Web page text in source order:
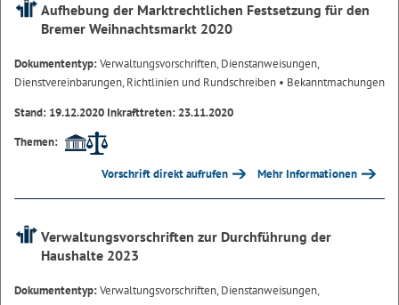
Aufhebung der Marktrechtlichen Festsetzung für den
Bremer Weihnachtsmarkt 2020
Dokumententyp:Verwaltungsvorschriften, Dienstanweisungen,
Dienstvereinbarungen, Richtlinien und Rundschreiben • Bekanntmachungen
Stand: 19.12.2020 Inkrafttreten: 23.11.2020
Themen:
Vorschrift direkt aufrufen Mehr Informationen
Verwaltungsvorschriften zur Durchführung der
Haushalte 2023
Dokumententyp:Verwaltungsvorschriften, Dienstanweisungen,